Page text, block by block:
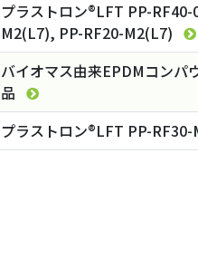
プラストロン®LFT PP-
M2(L7), PP-RF20-M2(L7)
バイオマス由来EPDMコンパ
品
プラストロン®LFT PP-